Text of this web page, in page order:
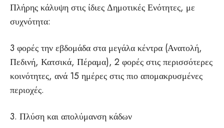
Πλήρης κάλυψη στις ίδιες Δημοτικές Ενότητες, με
συχνότητα:
3 φορές την εβδομάδα στα μεγάλα κέντρα (Ανατολή,
Πεδινή, Κατσικά, Πέραμα), 2 φορές στις περισσότερες
κοινότητες, ανά 15 ημέρες στις πιο απομακρυσμένες
περιοχές.
3. Πλύση και απολύμανση κάδων